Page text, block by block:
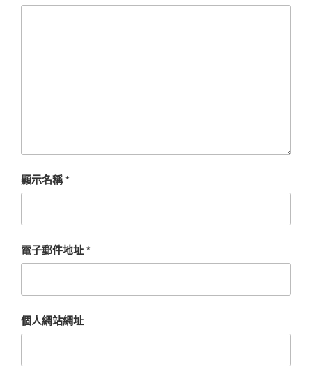
顯示名稱*
電子郵件地址*
個人網站網址